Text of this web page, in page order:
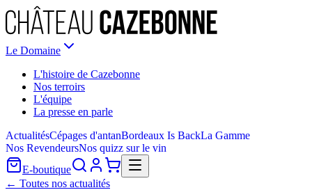
Le Domaine
L'histoire de Cazebonne
Nos terroirs
L'équipe
La presse en parle
ActualitésCépages d'antanBordeaux Is BackLa Gamme
Nos RevendeursNos quizz sur le vin
E-boutique
← Toutes nos actualités